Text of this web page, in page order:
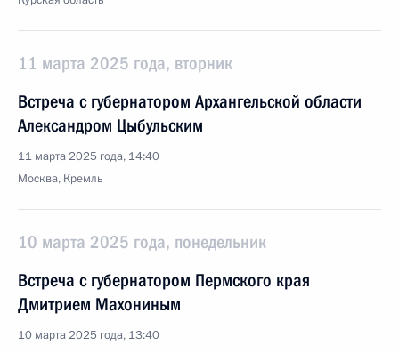
11 марта 2025 года, вторник
Встреча с губернатором Архангельской области
Александром Цыбульским
11 марта 2025 года, 14:40
Москва, Кремль
10 марта 2025 года, понедельник
Встреча с губернатором Пермского края
Дмитрием Махониным
10 марта 2025 года, 13:40